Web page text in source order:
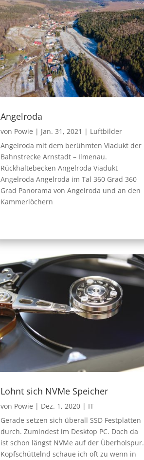
Angelroda
von Powie | Jan. 31, 2021 | Luftbilder
Angelroda mit dem berühmten Viadukt der
Bahnstrecke Arnstadt – Ilmenau.
Rückhaltebecken Angelroda Viadukt
Angelroda Angelroda im Tal 360 Grad 360
Grad Panorama von Angelroda und an den
Kammerlöchern
Lohnt sich NVMe Speicher
von Powie | Dez. 1, 2020 | IT
Gerade setzen sich überall SSD Festplatten
durch. Zumindest im Desktop PC. Doch da
ist schon längst NVMe auf der Überholspur.
Kopfschüttelnd schaue ich oft zu wenn in